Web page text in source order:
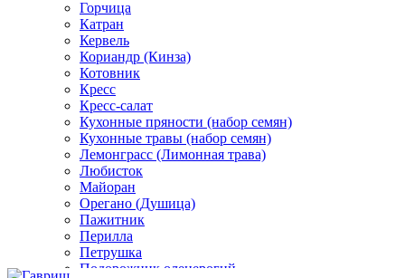
Горчица
Катран
Кервель
Кориандр (Кинза)
Котовник
Кресс
Кресс-салат
Кухонные пряности (набор семян)
Кухонные травы (набор семян)
Лемонграсс (Лимонная трава)
Любисток
Майоран
Орегано (Душица)
Пажитник
Перилла
Петрушка
Подорожник оленерогий